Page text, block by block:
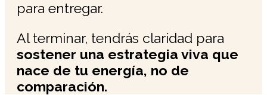
para entregar.
Al terminar, tendrás claridad para
sostener una estrategia viva que
nace de tu energía, no de
comparación.